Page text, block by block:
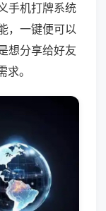
手机打牌系统
，一键便可以
想分享给好友
。